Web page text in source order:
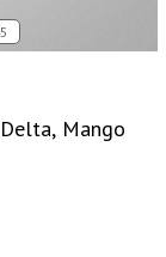
Mango